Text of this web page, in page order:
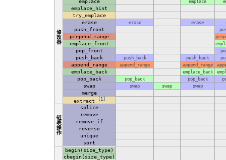
修
改
器
emplace
emplace_hint
try_emplace
erase
erase erase
push_front
prepend_range
emplace_front
pop_front
push_back push_back push_back
append_range append_range append_range
emplace_back emplace_back
pop_back pop_back pop_back
swap swap swap swap
merge
extract
[1]
链
表
操
作
splice
remove
remove_if
reverse
unique
sort
begin(size_type)
cbegin(size_type)